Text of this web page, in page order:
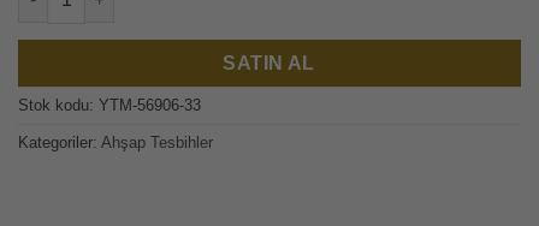
Kör Diken Ağacı 33lük Tesbih 12mm (56906) adet
SATIN AL
Stok kodu: YTM-56906-33
Kategoriler: Ahşap Tesbihler